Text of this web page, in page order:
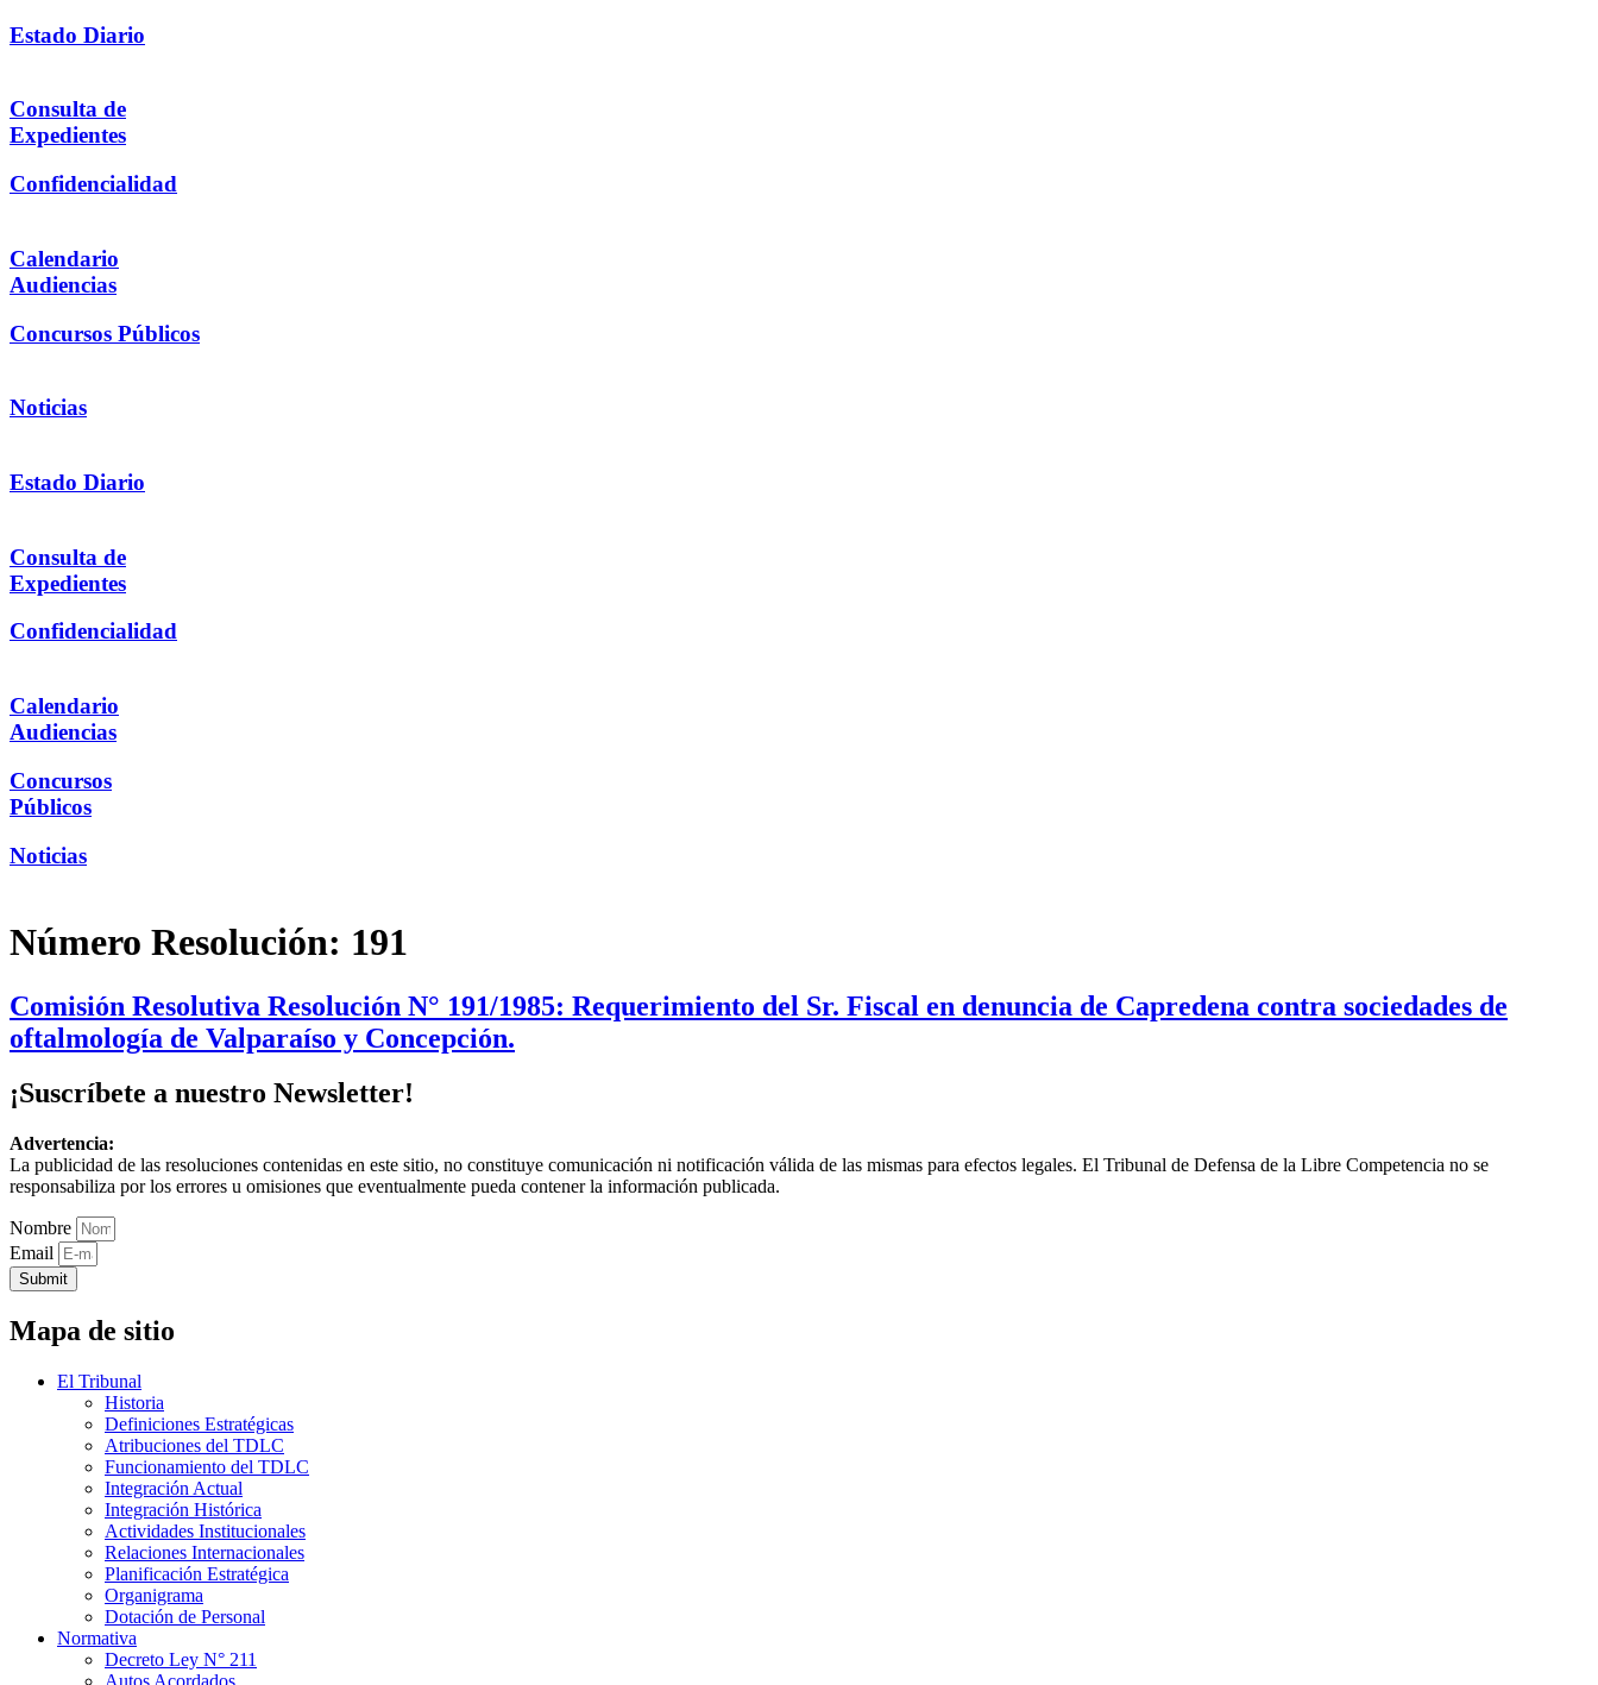
Estado Diario
Consulta de
Expedientes
Confidencialidad
Calendario
Audiencias
Concursos Públicos
Noticias
Estado Diario
Consulta de
Expedientes
Confidencialidad
Calendario
Audiencias
Concursos
Públicos
Noticias
Número Resolución: 191
Comisión Resolutiva Resolución N° 191/1985: Requerimiento del Sr. Fiscal en denuncia de Capredena contra sociedades de
oftalmología de Valparaíso y Concepción.
¡Suscríbete a nuestro Newsletter!
Advertencia:
La publicidad de las resoluciones contenidas en este sitio, no constituye comunicación ni notificación válida de las mismas para efectos legales. El Tribunal de Defensa de la Libre Competencia no se
responsabiliza por los errores u omisiones que eventualmente pueda contener la información publicada.
Nombre
Email
Submit
Mapa de sitio
El Tribunal
Historia
Definiciones Estratégicas
Atribuciones del TDLC
Funcionamiento del TDLC
Integración Actual
Integración Histórica
Actividades Institucionales
Relaciones Internacionales
Planificación Estratégica
Organigrama
Dotación de Personal
Normativa
Decreto Ley N° 211